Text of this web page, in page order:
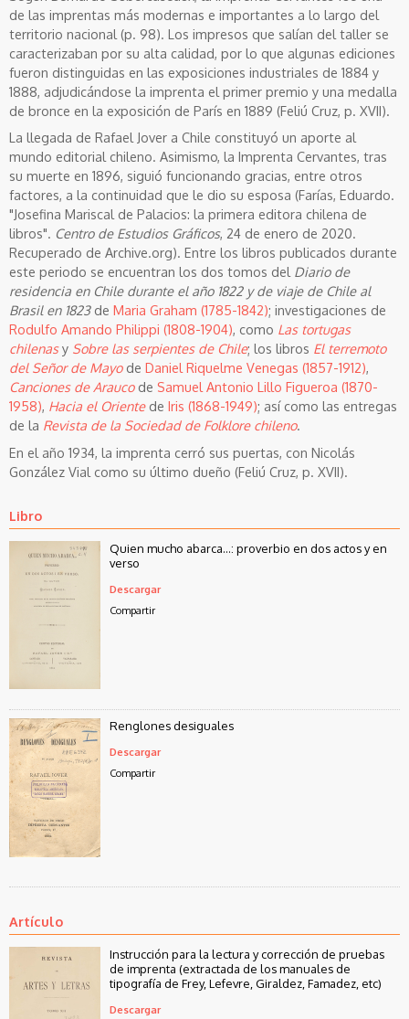
de las imprentas más modernas e importantes a lo largo del
territorio nacional (p. 98). Los impresos que salían del taller se
caracterizaban por su alta calidad, por lo que algunas ediciones
fueron distinguidas en las exposiciones industriales de 1884 y
1888, adjudicándose la imprenta el primer premio y una medalla
de bronce en la exposición de París en 1889 (Feliú Cruz, p. XVII).
La llegada de Rafael Jover a Chile constituyó un aporte al
mundo editorial chileno. Asimismo, la Imprenta Cervantes, tras
su muerte en 1896, siguió funcionando gracias, entre otros
factores, a la continuidad que le dio su esposa (Farías, Eduardo.
"Josefina Mariscal de Palacios: la primera editora chilena de
libros". Centro de Estudios Gráficos, 24 de enero de 2020.
Recuperado de Archive.org). Entre los libros publicados durante
este periodo se encuentran los dos tomos del Diario de
residencia en Chile durante el año 1822 y de viaje de Chile al
Brasil en 1823de Maria Graham (1785-1842); investigaciones de
Rodulfo Amando Philippi (1808-1904), como Las tortugas
chilenasy Sobre las serpientes de Chile; los libros El terremoto
del Señor de Mayode Daniel Riquelme Venegas (1857-1912),
Canciones de Araucode Samuel Antonio Lillo Figueroa (1870-
1958), Hacia el Orientede Iris (1868-1949); así como las entregas
de la Revista de la Sociedad de Folklore chileno.
En el año 1934, la imprenta cerró sus puertas, con Nicolás
González Vial como su último dueño (Feliú Cruz, p. XVII).
Libro
Quien mucho abarca…: proverbio en dos actos y en
verso
Descargar
Compartir
Renglones desiguales
Descargar
Compartir
Artículo
Instrucción para la lectura y corrección de pruebas
de imprenta (extractada de los manuales de
tipografía de Frey, Lefevre, Giraldez, Famadez, etc)
Descargar